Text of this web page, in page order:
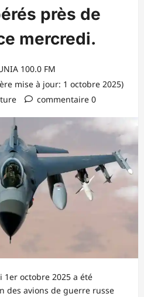
près de
mercredi.
100.0 FM
mise à jour: 1 octobre 2025)
commentaire 0
1er octobre 2025 a été
des avions de guerre russe